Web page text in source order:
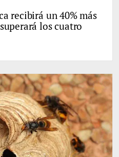
recibirá un 40% más
los cuatro